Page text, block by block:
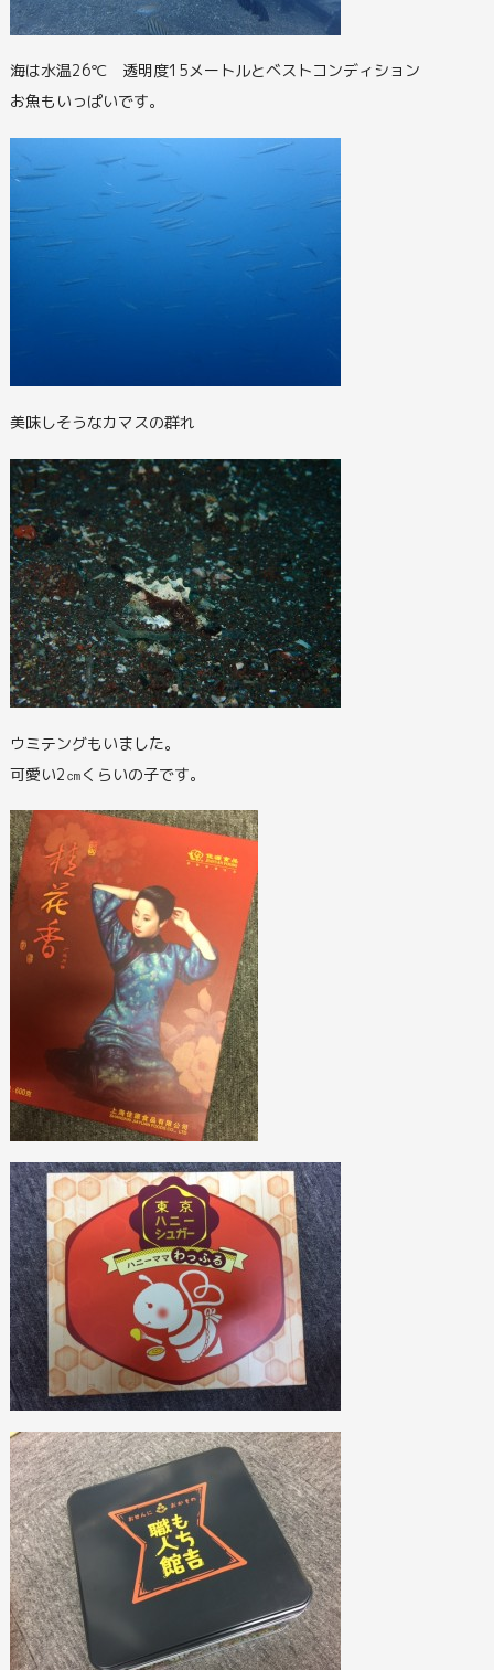
海は水温26℃ 透明度15メートルとベストコンディション
お魚もいっぱいです。
美味しそうなカマスの群れ
ウミテングもいました。
可愛い2㎝くらいの子です。